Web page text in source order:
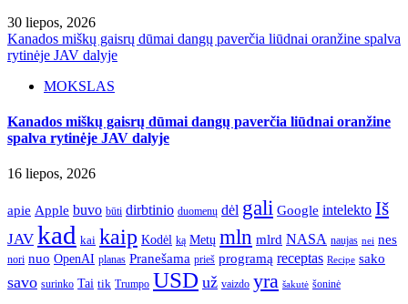
30 liepos, 2026
Kanados miškų gaisrų dūmai dangų paverčia liūdnai oranžine spalva
rytinėje JAV dalyje
MOKSLAS
Kanados miškų gaisrų dūmai dangų paverčia liūdnai oranžine
spalva rytinėje JAV dalyje
16 liepos, 2026
apie Apple buvo būti dirbtinio duomenų dėl gali Google intelekto Iš
JAV kad kai kaip Kodėl ką Metų mln mlrd NASA naujas nei nes
nori nuo OpenAI planas Pranešama prieš programą receptas Recipe sako
savo surinko Tai tik Trumpo USD už vaizdo yra šakutė šoninė